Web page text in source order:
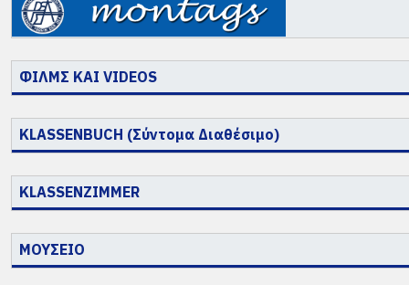
ΦΙΛΜΣ ΚΑΙ VIDEOS
KLASSENBUCH (Σύντομα Διαθέσιμο)
KLASSENZIMMER
ΜΟΥΣΕΙΟ